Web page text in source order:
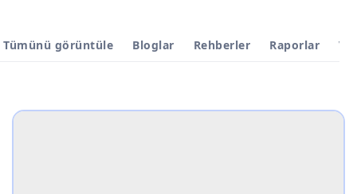
Tümünü görüntüle Bloglar Rehberler Raporlar